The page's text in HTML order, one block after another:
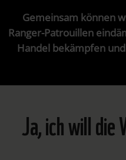
Gemeinsam können
Ranger-Patrouillen
Handel bekämpfen
Ja, ich will die